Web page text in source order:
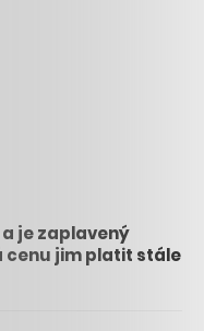
je zaplavený
cenu jim platit stále